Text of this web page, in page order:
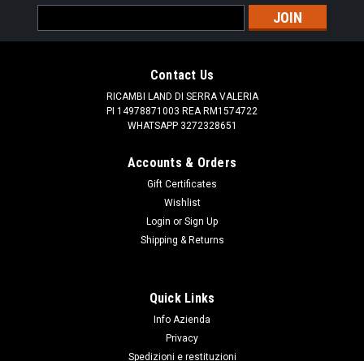
Address
Contact Us
RICAMBI LAND DI SERRA VALERIA
PI 14978871003 REA RM1574722
WHATSAPP 3272328651
Accounts & Orders
Gift Certificates
Wishlist
Login or Sign Up
Shipping & Returns
Quick Links
Info Azienda
Privacy
Spedizioni e restituzioni